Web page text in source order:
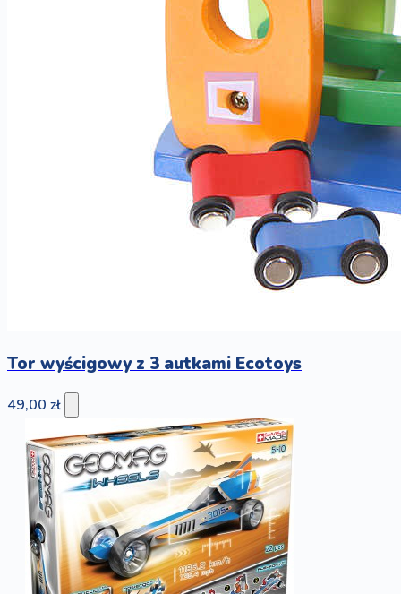
Tor wyścigowy z 3 autkami Ecotoys
49,00 zł